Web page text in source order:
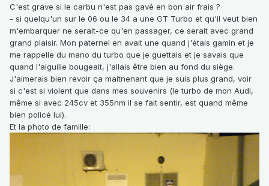
C'est grave si le carbu n'est pas gavé en bon air frais ?
- si quelqu'un sur le 06 ou le 34 a une GT Turbo et qu'il veut bien
m'embarquer ne serait-ce qu'en passager, ce serait avec grand
grand plaisir. Mon paternel en avait une quand j'étais gamin et je
me rappelle du mano du turbo que je guettais et je savais que
quand l'aiguille bougeait, j'allais être bien au fond du siège.
J'aimerais bien revoir ça maitnenant que je suis plus grand, voir
si c'est si violent que dans mes souvenirs (le turbo de mon Audi,
même si avec 245cv et 355nm il se fait sentir, est quand même
bien policé lui).
Et la photo de famille: